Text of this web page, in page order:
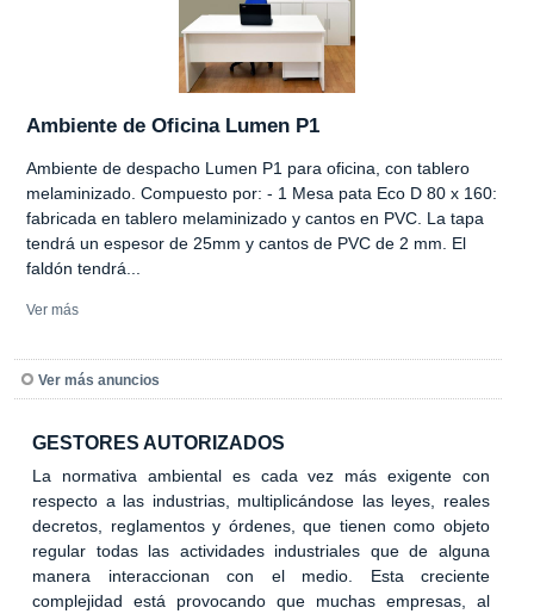
Ambiente de Oficina Lumen P1
Ambiente de despacho Lumen P1 para oficina, con tablero
melaminizado. Compuesto por: - 1 Mesa pata Eco D 80 x 160:
fabricada en tablero melaminizado y cantos en PVC. La tapa
tendrá un espesor de 25mm y cantos de PVC de 2 mm. El
faldón tendrá...
Ver más
Ver más anuncios
GESTORES AUTORIZADOS
La normativa ambiental es cada vez más exigente con
respecto a las industrias, multiplicándose las leyes, reales
decretos, reglamentos y órdenes, que tienen como objeto
regular todas las actividades industriales que de alguna
manera interaccionan con el medio. Esta creciente
complejidad está provocando que muchas empresas, al